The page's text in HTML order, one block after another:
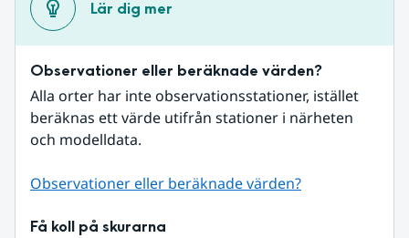
Lär dig mer
Observationer eller beräknade värden?
Alla orter har inte observationsstationer, istället
beräknas ett värde utifrån stationer i närheten
och modelldata.
Observationer eller beräknade värden?
Få koll på skurarna